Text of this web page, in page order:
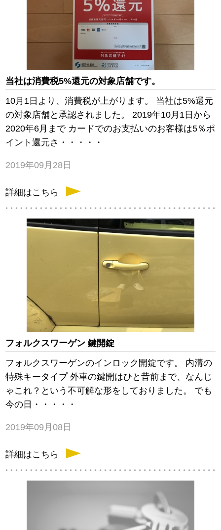
当社は消費税5%還元の対象店舗です。
10月1日より、消費税が上がります。 当社は5%還元
の対象店舗と承認されました。 2019年10月1日から
2020年6月まで カードでのお支払いのお客様は5％ポ
イント還元さ・・・・・
2019年09月28日
詳細はこちら
フォルクスワーゲン 鍵開錠
フォルクスワーゲンのインロック開錠です。 内溝の
特殊キータイプ 外車の鍵開はひと昔前まで、なんじ
ゃこれ？という不可解な形をしておりました。 でも
今の日・・・・・
2019年09月08日
詳細はこちら